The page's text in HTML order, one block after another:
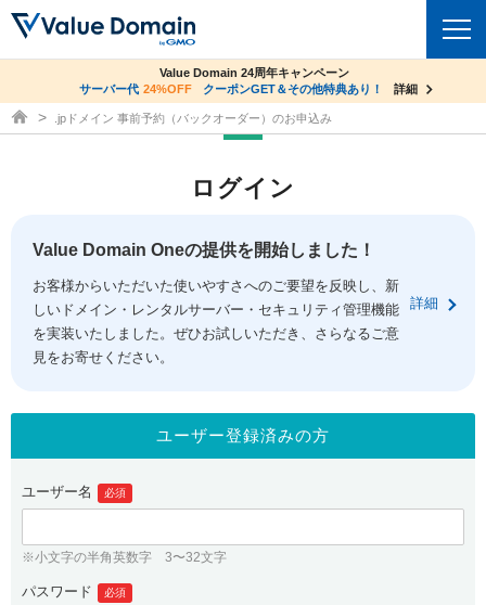
ドメイントップ
ドメイン移管
ドメイン価格一覧
ドメイン一括検索
.jpドメインオークション
gTLDオークション NEW!
.jpドメインバックオーダー
プレミアムドメイン
人気ドメインの種類
コアサーバー
バリューサーバー
XREA
セキュリティトップ
Value Domain ネットde診断
SSL証明書
サービストップ
お得意様割引
紹介制度
バリュードメインAPI
ドメイン・ホスティングOEM
facebook
ログイン
従来のバリュードメインをご利用希望の方
ユーザー登録
co.jpドメイン✕コアサーバーV2ビジネス応援キャンペーン
サーバー料金1年間無料
詳細
Value Domain 24周年キャンペーン
サーバー代 24%OFF クーポンGET＆その他特典あり！ 詳細
ドメイン取得ならバリュードメイン
.jpドメイン 事前予約（バックオーダー）のお申込み
ログイン
Value Domain Oneの提供を開始しました！
お客様からいただいた使いやすさへのご要望を反映し、新
しいドメイン・レンタルサーバー・セキュリティ管理機能
を実装いたしました。ぜひお試しいただき、さらなるご意
見をお寄せください。
詳細
ユーザー登録済みの方
ユーザー名 必須
※小文字の半角英数字 3〜32文字
パスワード 必須